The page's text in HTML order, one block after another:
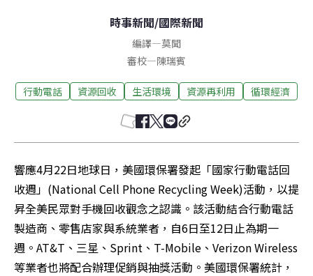
時事新聞/國際新聞
編譯—莫聞
審校—陳瑞賓
行動電話 資源回收 生活環境 資源再利用 循環經濟
響應4月22日地球日，美國環保署發起「國家行動電話回
收週」(National Cell Phone Recycling Week)活動，以提
昇全美民眾對手機回收觀念之認識。該活動結合行動電話
製造商、零售店家與系統業者，自6日至12日止為期一
週。AT&T、三星、Sprint、T-Mobile、Verizon Wireless
等業者也將配合辦理促銷與抽獎活動。美國環保署統計，